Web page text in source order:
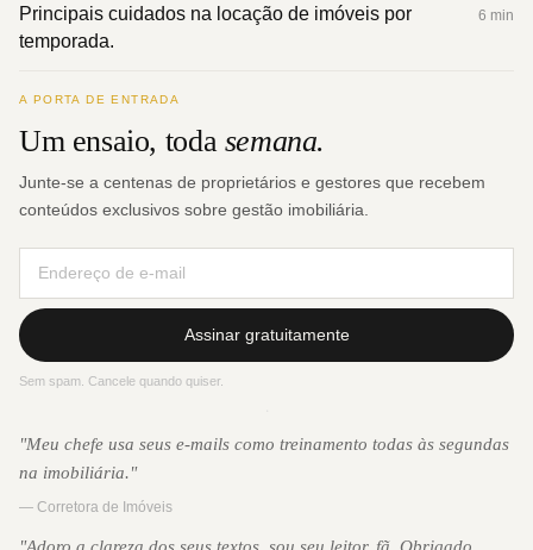
Principais cuidados na locação de imóveis por
temporada.
6 min
A PORTA DE ENTRADA
Um ensaio, toda semana.
Junte-se a centenas de proprietários e gestores que recebem
conteúdos exclusivos sobre gestão imobiliária.
Assinar gratuitamente
Sem spam. Cancele quando quiser.
"Meu chefe usa seus e-mails como treinamento todas às segundas
na imobiliária."
— Corretora de Imóveis
"Adoro a clareza dos seus textos, sou seu leitor, fã. Obrigado